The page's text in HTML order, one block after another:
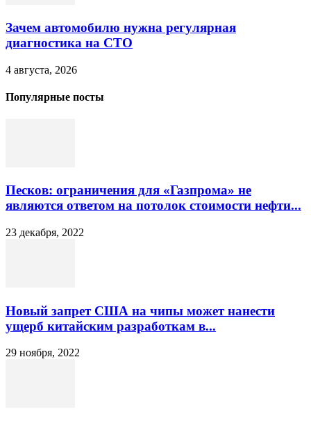
Зачем автомобилю нужна регулярная
диагностика на СТО
4 августа, 2026
Популярные посты
Песков: ограничения для «Газпрома» не
являются ответом на потолок стоимости нефти...
23 декабря, 2022
Новый запрет США на чипы может нанести
ущерб китайским разработкам в...
29 ноября, 2022